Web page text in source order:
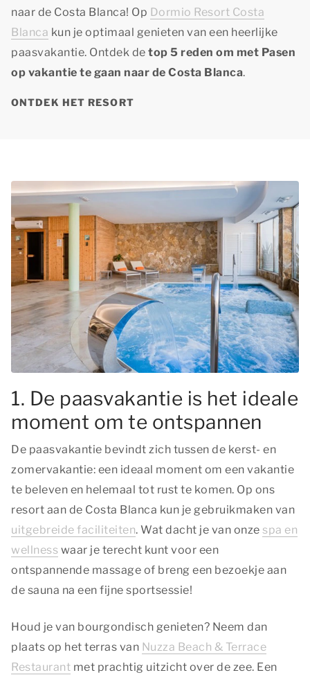
naar de Costa Blanca! Op Dormio Resort Costa
Blanca kun je optimaal genieten van een heerlijke
paasvakantie. Ontdek de top 5 reden om met Pasen
op vakantie te gaan naar de Costa Blanca.
ONTDEK HET RESORT
1. De paasvakantie is het ideale
moment om te ontspannen
De paasvakantie bevindt zich tussen de kerst- en
zomervakantie: een ideaal moment om een vakantie
te beleven en helemaal tot rust te komen. Op ons
resort aan de Costa Blanca kun je gebruikmaken van
uitgebreide faciliteiten. Wat dacht je van onze spa en
wellness waar je terecht kunt voor een
ontspannende massage of breng een bezoekje aan
de sauna na een fijne sportsessie!
Houd je van bourgondisch genieten? Neem dan
plaats op het terras van Nuzza Beach & Terrace
Restaurant met prachtig uitzicht over de zee. Een